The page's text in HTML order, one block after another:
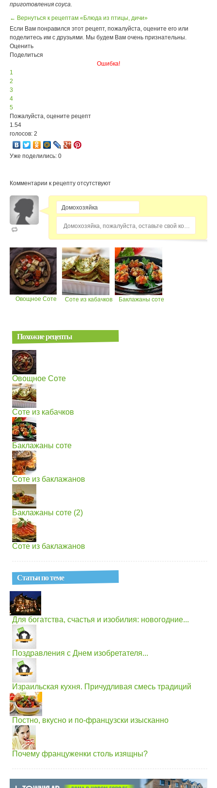
приготовления соуса.
← Вернуться к рецептам «Блюда из птицы, дичи»
Если Вам понравился этот рецепт, пожалуйста, оцените его или
поделитесь им с друзьями. Мы будем Вам очень признательны.
Оценить
Поделиться
Ошибка!
1
2
3
4
5
Пожалуйста, оцените рецепт
1.54
голосов: 2
Уже поделились: 0
Комментарии к рецепту отсутствуют
Домохозяйка, пожалуйста, оставьте свой комментарий...
Овощное Соте Соте из кабачков Баклажаны соте
Похожие рецепты
Овощное Соте
Соте из кабачков
Баклажаны соте
Соте из баклажанов
Баклажаны соте (2)
Соте из баклажанов
Статьи по теме
Для богатства, счастья и изобилия: новогодние...
Поздравления с Днем изобретателя...
Израильская кухня. Причудливая смесь традиций
Постно, вкусно и по-французски изысканно
Почему француженки столь изящны?